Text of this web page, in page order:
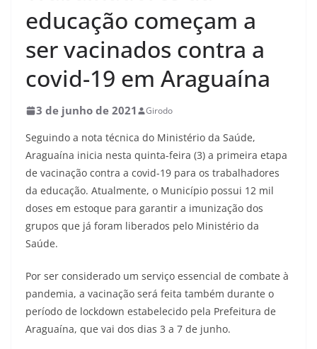
educação começam a
ser vacinados contra a
covid-19 em Araguaína
3 de junho de 2021 Girodo
Seguindo a nota técnica do Ministério da Saúde,
Araguaína inicia nesta quinta-feira (3) a primeira etapa
de vacinação contra a covid-19 para os trabalhadores
da educação. Atualmente, o Município possui 12 mil
doses em estoque para garantir a imunização dos
grupos que já foram liberados pelo Ministério da
Saúde.
Por ser considerado um serviço essencial de combate à
pandemia, a vacinação será feita também durante o
período de lockdown estabelecido pela Prefeitura de
Araguaína, que vai dos dias 3 a 7 de junho.